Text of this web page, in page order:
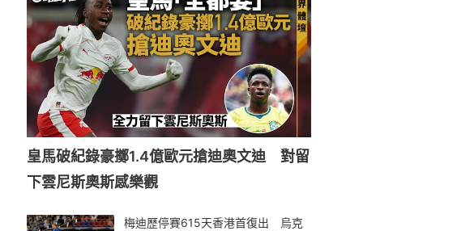
皇馬破紀錄豪擲1.4億歐元搶迪奧文迪 對留
下雲尼斯奧斯感樂觀
梅迪歷停賽615天香港首復出 烏克